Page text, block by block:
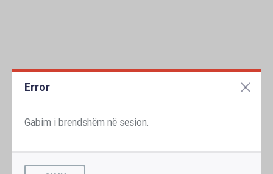
Error
Gabim i brendshëm në sesion.